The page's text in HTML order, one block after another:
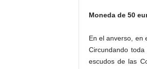
Moneda de 50
En el anverso, en
Circundando
escudos de las